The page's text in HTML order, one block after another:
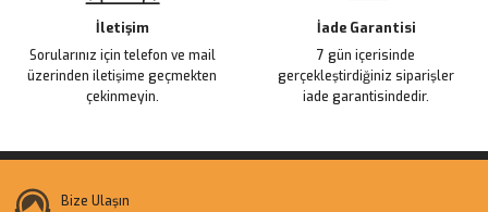
İletişim
Sorularınız için telefon ve mail
üzerinden iletişime geçmekten
çekinmeyin.
İade Garantisi
7 gün içerisinde
gerçekleştirdiğiniz siparişler
iade garantisindedir.
Bize Ulaşın